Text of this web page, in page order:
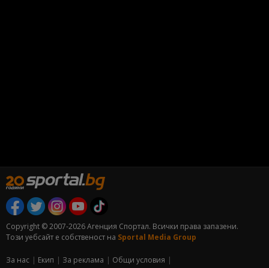
Copyright © 2007-2026 Агенция Спортал. Всички права запазени.
Този уебсайт е собственост на Sportal Media Group
За нас Екип За рекламa Общи условия